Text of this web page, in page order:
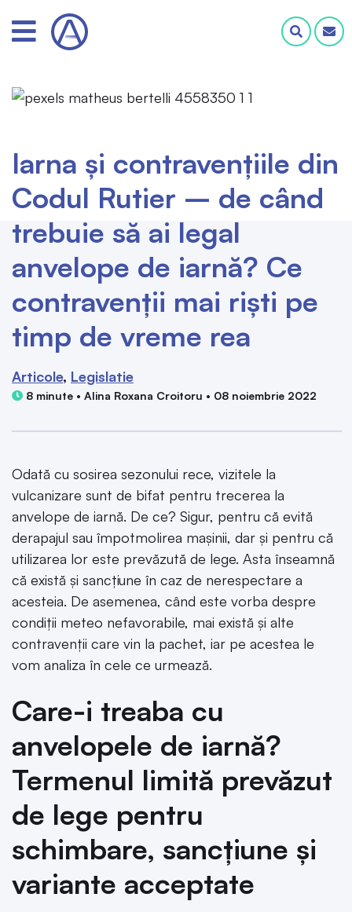
Iarna și contravențiile din
Codul Rutier – de când
trebuie să ai legal
anvelope de iarnă? Ce
contravenții mai riști pe
timp de vreme rea
Articole Legislatie
8 minute • Alina Roxana Croitoru • 08 noiembrie 2022
Odată cu sosirea sezonului rece, vizitele la
vulcanizare sunt de bifat pentru trecerea la
anvelope de iarnă. De ce? Sigur, pentru că evită
derapajul sau împotmolirea mașinii, dar și pentru că
utilizarea lor este prevăzută de lege. Asta înseamnă
că există și sancțiune în caz de nerespectare a
acesteia. De asemenea, când este vorba despre
condiții meteo nefavorabile, mai există și alte
contravenții care vin la pachet, iar pe acestea le
vom analiza în cele ce urmează.
Care-i treaba cu
anvelopele de iarnă?
Termenul limită prevăzut
de lege pentru
schimbare, sancțiune și
variante acceptate